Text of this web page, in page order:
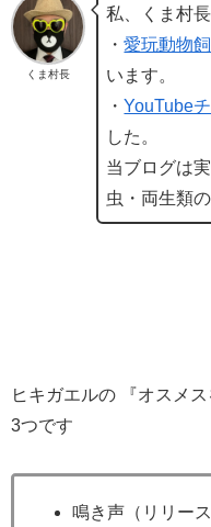
くま村長
私、くま村長
・愛玩動物
います。
・YouTube
した。
当ブログは
虫・両生類
ヒキガエルの 『オスメ
3つです
鳴き声（リリー